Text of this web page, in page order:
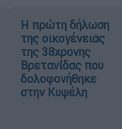
Η πρώτη δήλωση
της οικογένειας
της 38χρονης
Βρετανίδας που
δολοφονήθηκε
στην Κυψέλη